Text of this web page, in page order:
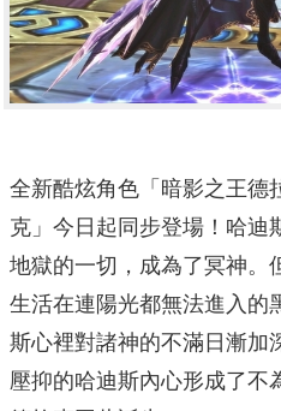
全新酷炫角色「暗影之王德
克」今日起同步登場！哈迪
地獄的一切，成為了冥神。
生活在連陽光都無法進入的
斯心裡對諸神的不滿日漸加
壓抑的哈迪斯內心形成了不